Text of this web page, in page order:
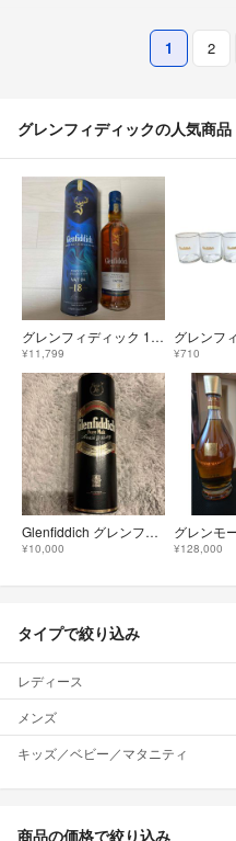
1 2
グレンフィディックの人気商品
グレンフィディック 18年 VAT04 700ml
¥11,799 ¥710
Glenfiddich グレンフィディック 750ml 43%
¥10,000 ¥128,000
タイプで絞り込み
レディース
メンズ
キッズ／ベビー／マタニティ
商品の価格で絞り込み